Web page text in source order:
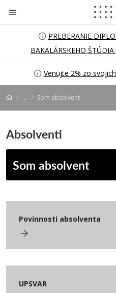
Prejsť na obsah
PREBERANIE
BAKALÁRSKEHO
Venujte 2% zo
... Som absolvent
Absolventi
Som absolvent
Povinnosti absolventa
UPSVAR